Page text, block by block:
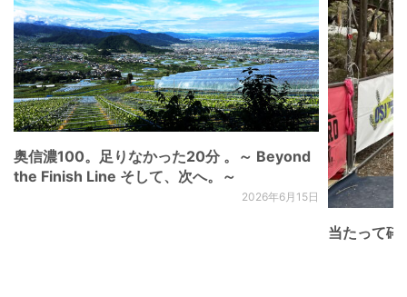
奥信濃100。足りなかった20分 。～ Beyond
the Finish Line そして、次へ。～
2026年6月15日
当たって砕